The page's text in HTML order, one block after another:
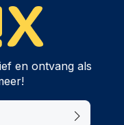
en ontvang als